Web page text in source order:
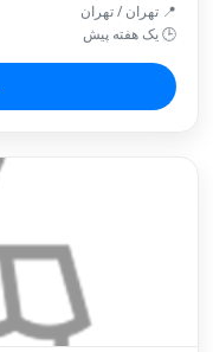
📍 تهران / تهران
🕒 یک هفته پیش